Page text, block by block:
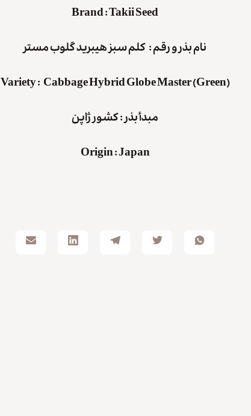
Brand:Takii Seed
نام بذر و رقم : کلم سبز هیبرید گلوب مستر
Variety: Cabbage Hybrid Globe Master (Green)
مبدأ بذر : کشورژاپن
Origin : Japan